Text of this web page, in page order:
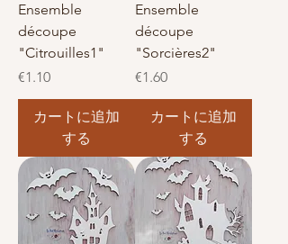
Ensemble
découpe
"Citrouilles1"
価格
€1.10
カートに追加
する
Ensemble
découpe
"Sorcières2"
価格
€1.60
カートに追加
する